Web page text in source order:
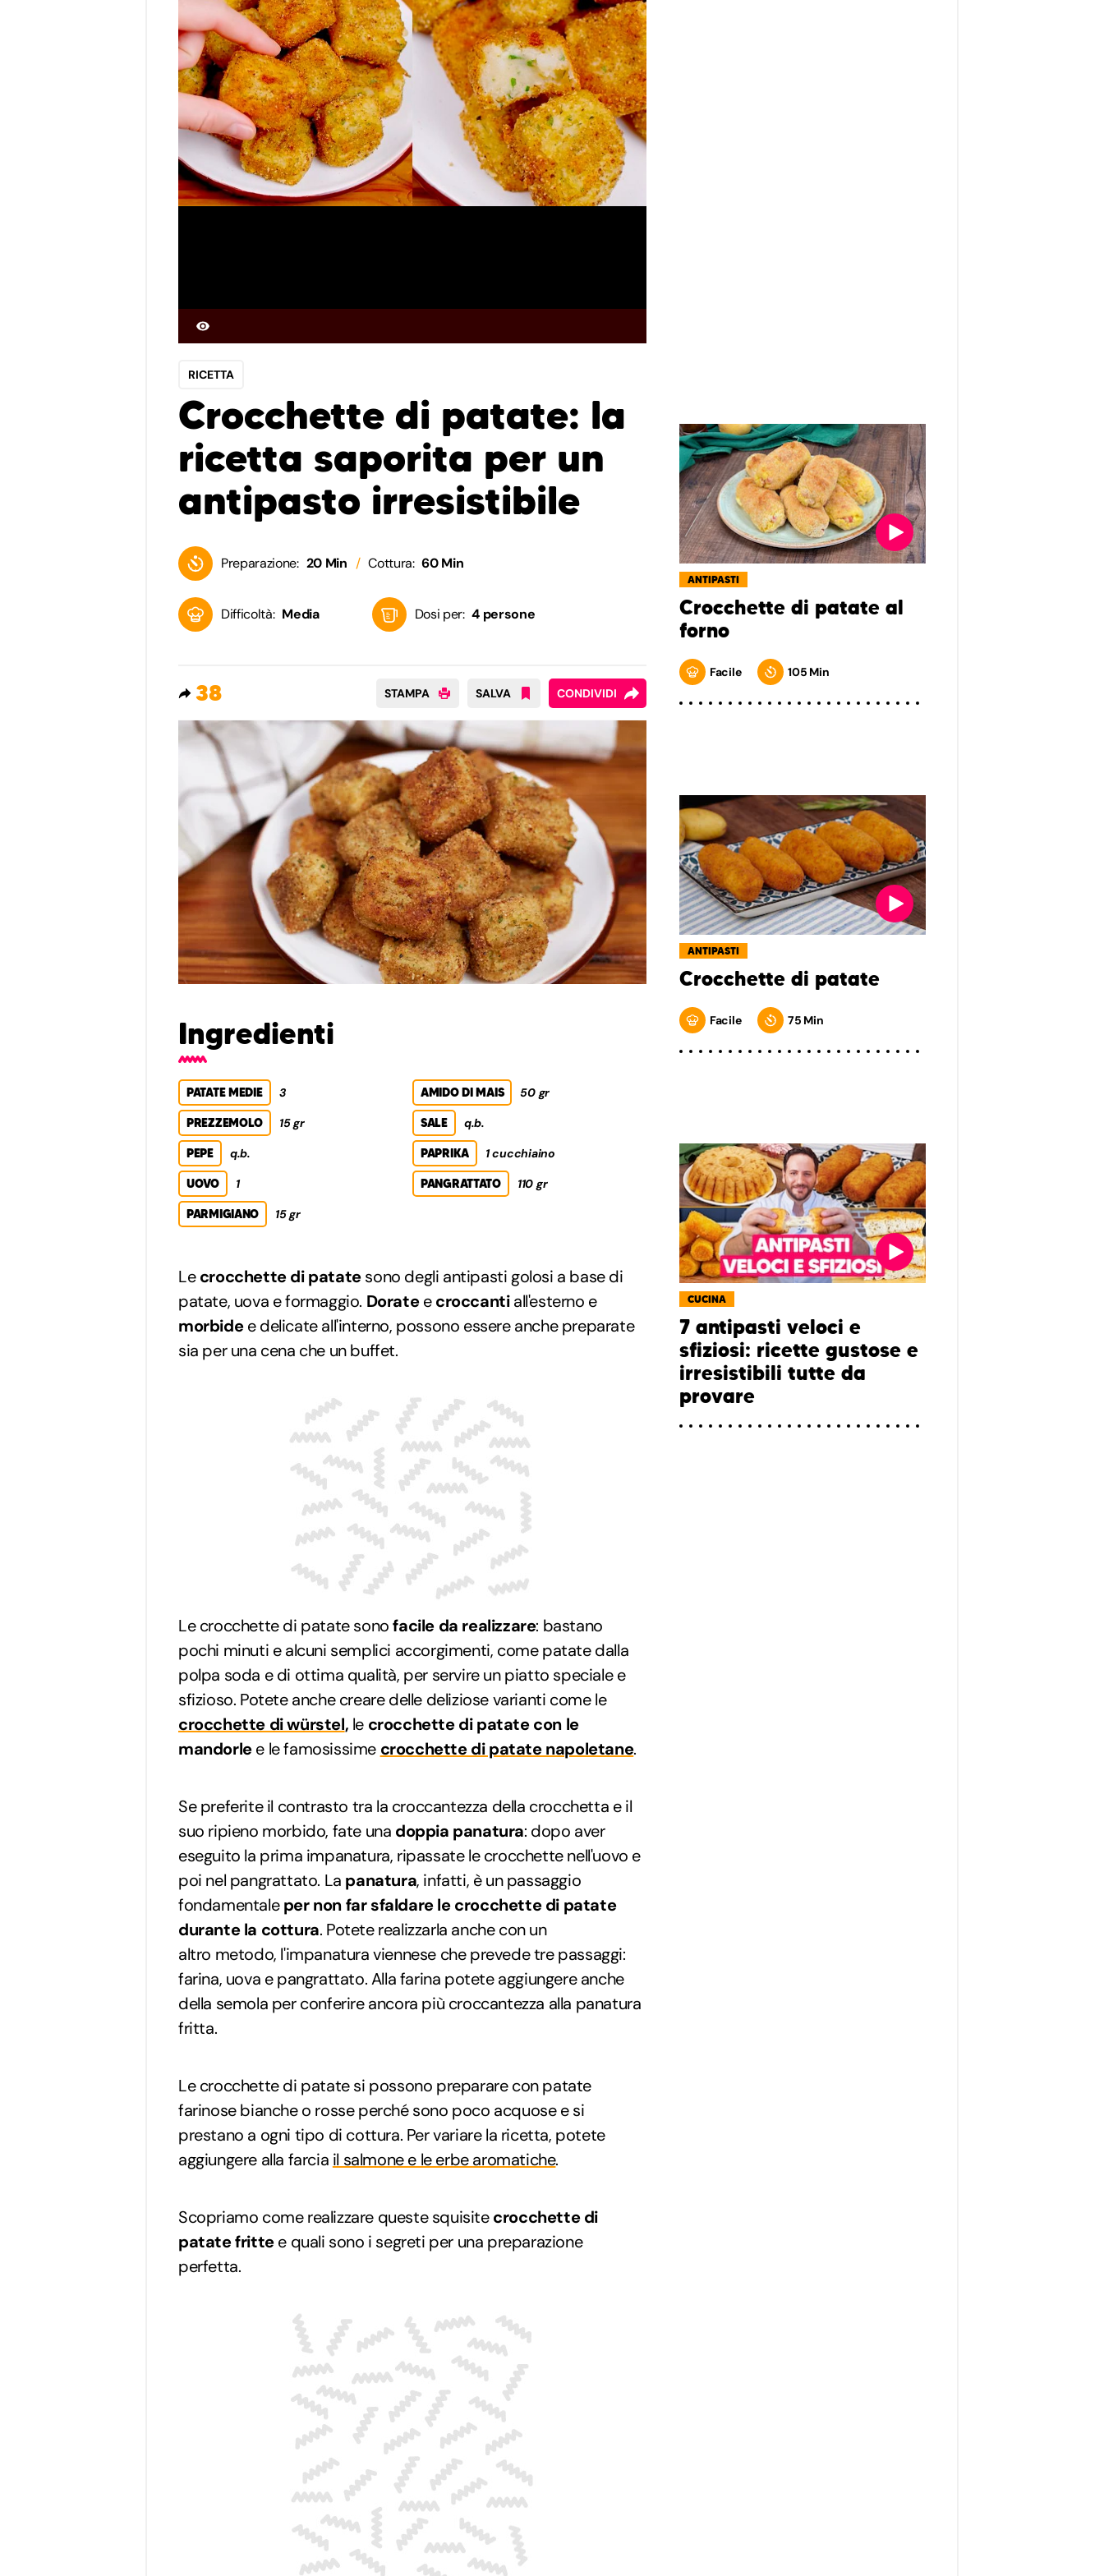
RICETTA
Crocchette di patate: la
ricetta saporita per un
antipasto irresistibile
Preparazione: 20 Min Cottura: 60 Min
Difficoltà: Media Dosi per: 4 persone
38 STAMPA SALVA CONDIVIDI
Ingredienti
PATATE MEDIE 3 AMIDO DI MAIS 50 gr
PREZZEMOLO 15 gr SALE q.b.
PEPE q.b. PAPRIKA 1 cucchiaino
UOVO 1 PANGRATTATO 110 gr
PARMIGIANO 15 gr
Lecrocchette di patatesono degli antipasti golosi a base di
patate, uova e formaggio. Dorateecroccantiall'esterno e
morbidee delicate all'interno, possono essere anche preparate
sia per una cena che un buffet.
Le crocchette di patate sonofacile da realizzare: bastano
pochi minuti e alcuni semplici accorgimenti, come patate dalla
polpa soda e di ottima qualità, per servire un piatto speciale e
sfizioso. Potete anche creare delle deliziose varianti come le
crocchette di würstel, le crocchette di patate con le
mandorlee le famosissime crocchette di patate napoletane.
Se preferite il contrasto tra la croccantezza della crocchetta e il
suo ripieno morbido, fate una doppia panatura: dopo aver
eseguito la prima impanatura, ripassate le crocchette nell'uovo e
poi nel pangrattato. La panatura, infatti, è un passaggio
fondamentaleper non far sfaldare le crocchette di patate
durante la cottura. Potete realizzarla anche con un
altro metodo, l'impanatura viennese che prevede tre passaggi:
farina, uova e pangrattato. Alla farina potete aggiungere anche
della semola per conferire ancora più croccantezza alla panatura
fritta.
Le crocchette di patate si possono preparare con patate
farinose bianche o rosse perché sono poco acquose e si
prestano a ogni tipo di cottura. Per variare la ricetta, potete
aggiungere alla farcia il salmone e le erbe aromatiche.
Scopriamo come realizzare queste squisitecrocchette di
patate frittee quali sono i segreti per una preparazione
perfetta.
ANTIPASTI
Crocchette di patate al
forno
Facile 105 Min
ANTIPASTI
Crocchette di patate
Facile 75 Min
CUCINA
7 antipasti veloci e
sfiziosi: ricette gustose e
irresistibili tutte da
provare